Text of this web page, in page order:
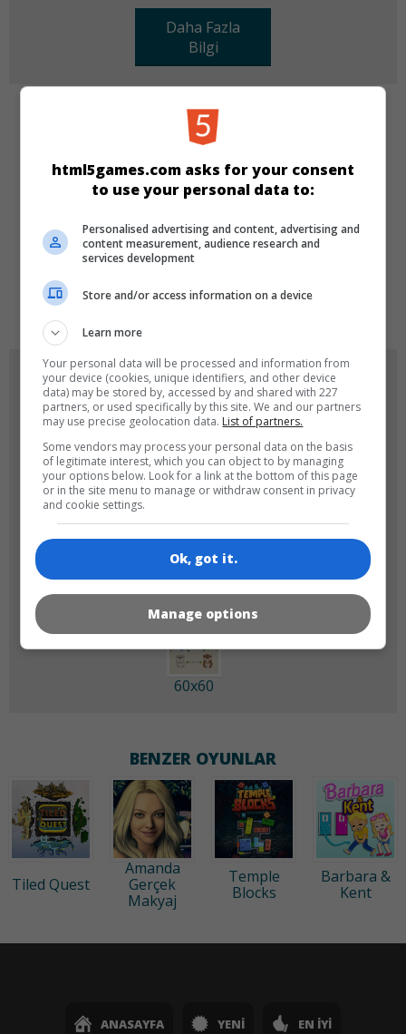
Daha Fazla
Bilgi
KATEGORILER
Kız Zeka Educational
DILLER
de tr en
OYUN RESIMLERI
180x180 120x120
60x60
BENZER OYUNLAR
Tiled Quest
Amanda
Gerçek
Makyaj
Temple
Blocks
Barbara &
Kent
ANASAYFA YENI EN İYI
html5games.com asks for your consent
to use your personal data to:
Personalised advertising and content, advertising and
content measurement, audience research and
services development
Store and/or access information on a device
Learn more
Your personal data will be processed and information from
your device (cookies, unique identifiers, and other device
data) may be stored by, accessed by and shared with 227
partners, or used specifically by this site. We and our partners
may use precise geolocation data. List of partners.
Some vendors may process your personal data on the basis
of legitimate interest, which you can object to by managing
your options below. Look for a link at the bottom of this page
or in the site menu to manage or withdraw consent in privacy
and cookie settings.
Ok, got it.
Manage options